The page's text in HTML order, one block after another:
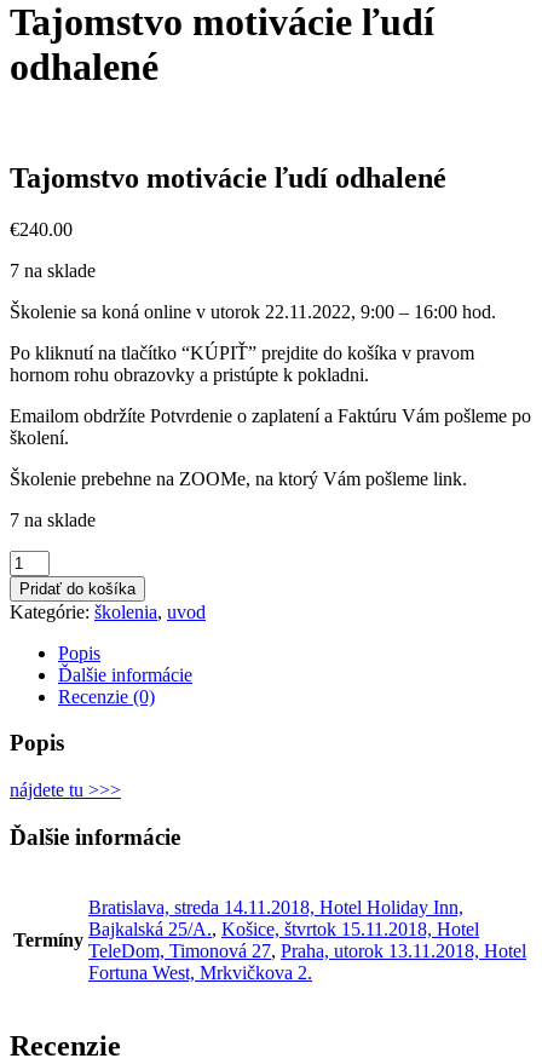
Tajomstvo motivácie ľudí
odhalené
Tajomstvo motivácie ľudí odhalené
€240.00
7 na sklade
Školenie sa koná online v utorok 22.11.2022, 9:00 – 16:00 hod.
Po kliknutí na tlačítko “KÚPIŤ” prejdite do košíka v pravom
hornom rohu obrazovky a pristúpte k pokladni.
Emailom obdržíte Potvrdenie o zaplatení a Faktúru Vám pošleme po
školení.
Školenie prebehne na ZOOMe, na ktorý Vám pošleme link.
7 na sklade
množstvo
Tajomstvo
motivácie
ľudí
odhalené
Pridať do košíka
Kategórie: školenia, uvod
Popis
Ďalšie informácie
Recenzie (0)
Popis
nájdete tu >>>
Ďalšie informácie
Termíny
Bratislava, streda 14.11.2018, Hotel Holiday Inn,
Bajkalská 25/A., Košice, štvrtok 15.11.2018, Hotel
TeleDom, Timonová 27, Praha, utorok 13.11.2018, Hotel
Fortuna West, Mrkvičkova 2.
Recenzie